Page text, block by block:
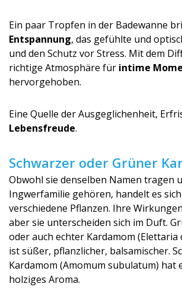
Ein paar Tropfen in der Badewanne
Entspannung, das gefühlte und
und den Schutz vor Stress. Mit dem
richtige Atmosphäre für intime
hervorgehoben.
Eine Quelle der Ausgeglichenheit,
Lebensfreude.
Schwarzer oder Grüner
Obwohl sie denselben Namen tragen
Ingwerfamilie gehören, handelt es
verschiedene Pflanzen. Ihre
aber sie unterscheiden sich im Duft.
oder auch echter Kardamom (Elettaria
ist süßer, pflanzlicher, balsamischer.
Kardamom (Amomum subulatum) hat
holziges Aroma.